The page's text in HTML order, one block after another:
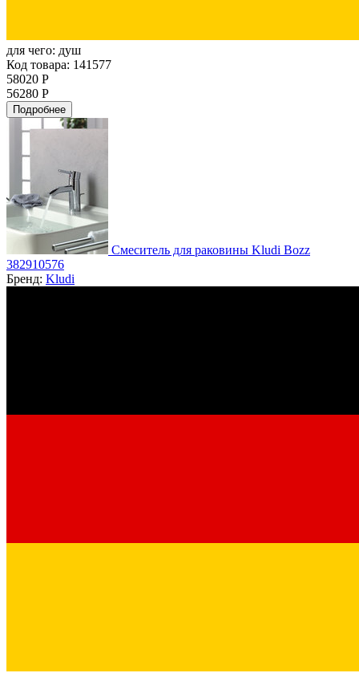
для чего: душ
Код товара: 141577
58020 Р
56280 Р
Подробнее
Смеситель для раковины Kludi Bozz
382910576
Бренд: Kludi